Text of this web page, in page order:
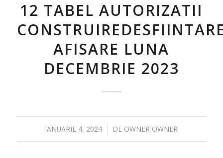
12 TABEL AUTORIZATII
AFISARE LUNA
DECEMBRIE 2023
IANUARIE 4, 2024
/ DE OWNER OWNER